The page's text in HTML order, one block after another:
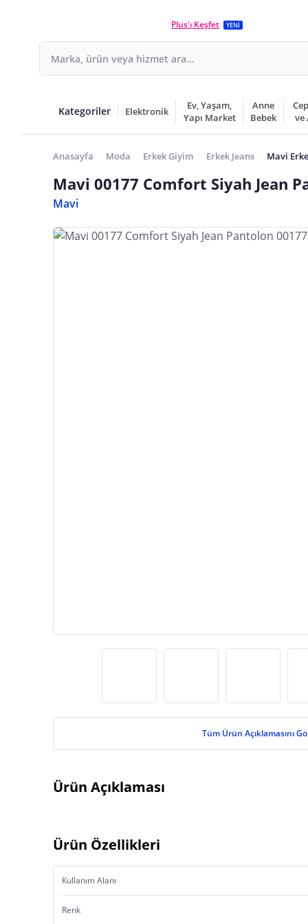
Plus'ı Keşfet YENİ
Kategoriler Elektronik
Ev, Yaşam,
Yapı Market
Anne
Bebek
ve
Anasayfa Moda Erkek Giyim Erkek Jeans Mavi
Mavi 00177 Comfort Siyah Jean
Mavi
Tüm Ürün Açıklamasını
Ürün Açıklaması
Ürün Özellikleri
Kullanım Alanı
Renk